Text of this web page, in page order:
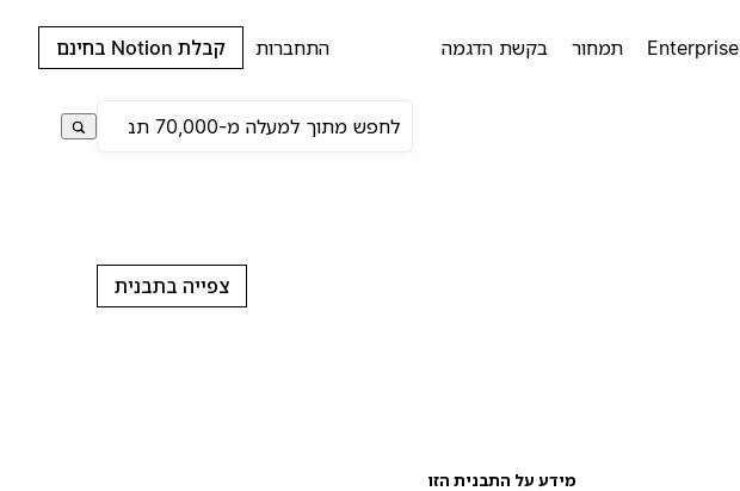
Enterprise תמחור בקשת הדגמה התחברות קבלת Notion בחינם
צפייה בתבנית
מידע על התבנית הזו